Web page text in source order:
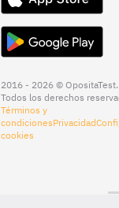
2016 - 2026 © OpositaTest.
Todos los derechos
Términos y
condicionesPrivacidad
cookies